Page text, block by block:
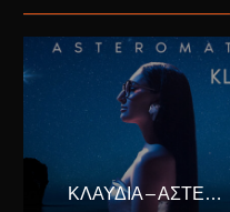
ΚΛΑΥΔΊΑ – ΑΣΤΕΡΟΜΆΤΑ (EUROVISION ΕΛΛΆΔΑ 2025)